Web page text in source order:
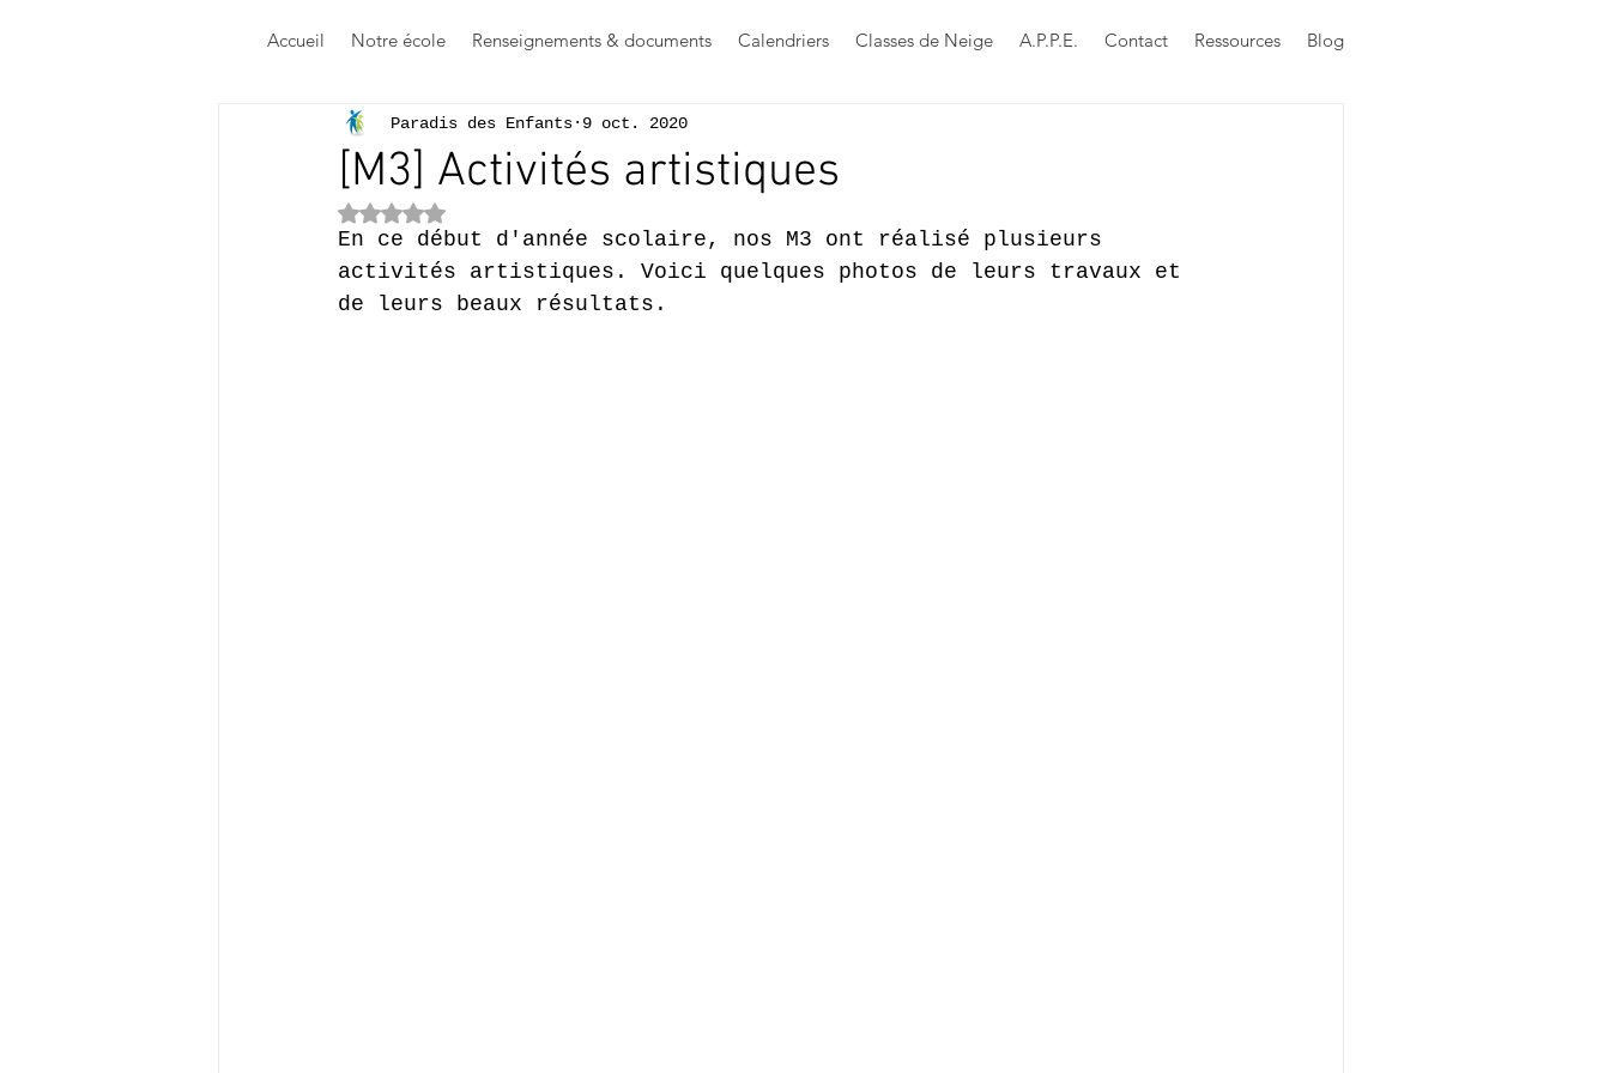
Accueil Notre école Renseignements & documents Calendriers Classes de Neige A.P.P.E. Contact Ressources Blog
[M3] Activités artistiques
Paradis des Enfants 9 oct. 2020
Noté NaN étoiles sur 5.
En ce début d'année scolaire, nos M3 ont réalisé plusieurs
activités artistiques. Voici quelques photos de leurs travaux et
de leurs beaux résultats.